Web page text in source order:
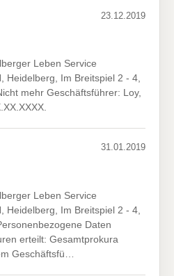
23.12.2019
Leben Service
Heidelberg, Im Breitspiel 2 - 4,
mehr Geschäftsführer: Loy,
31.01.2019
Leben Service
Heidelberg, Im Breitspiel 2 - 4,
Daten
erteilt: Gesamtprokura
Geschäftsfü…